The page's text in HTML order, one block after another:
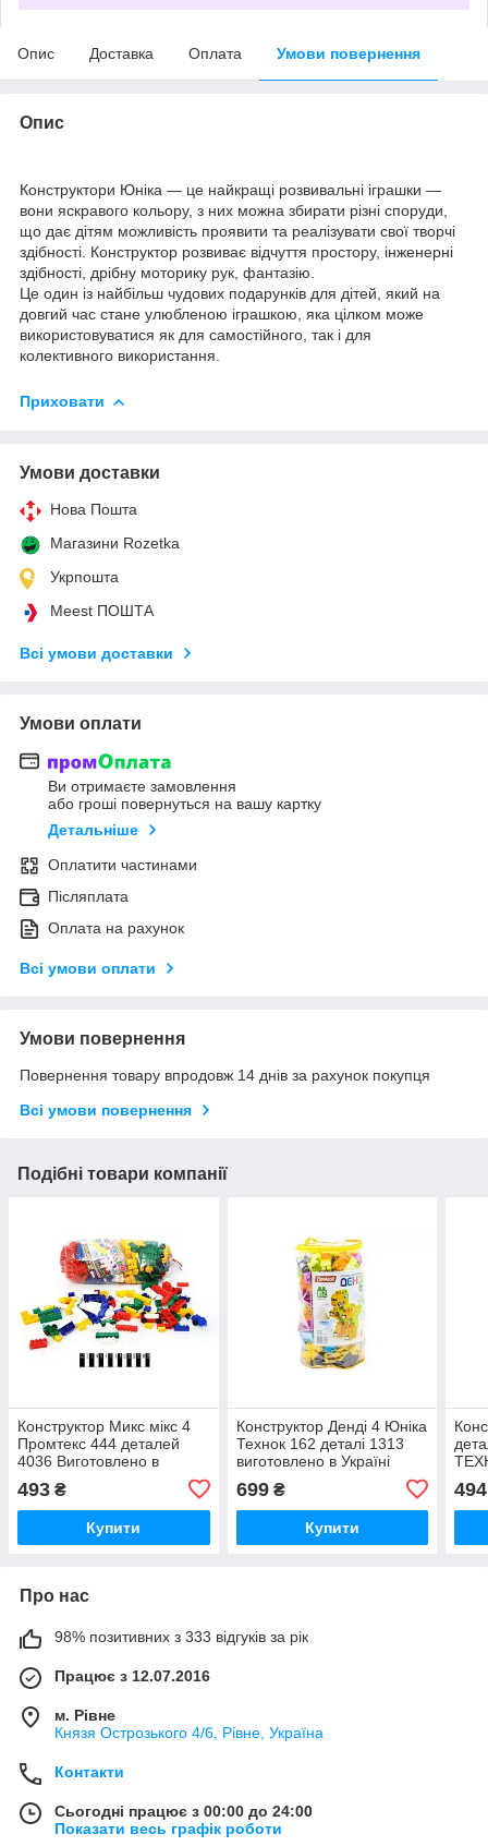
Опис Доставка Оплата Умови повернення
Опис
Конструктори Юніка — це найкращі розвивальні іграшки —
вони яскравого кольору, з них можна збирати різні споруди,
що дає дітям можливість проявити та реалізувати свої творчі
здібності. Конструктор розвиває відчуття простору, інженерні
здібності, дрібну моторику рук, фантазію.
Це один із найбільш чудових подарунків для дітей, який на
довгий час стане улюбленою іграшкою, яка цілком може
використовуватися як для самостійного, так і для
колективного використання.
Приховати
Умови доставки
Нова Пошта
Магазини Rozetka
Укрпошта
Meest ПОШТА
Всі умови доставки
Умови оплати
Ви отримаєте замовлення
або гроші повернуться на вашу картку
Детальніше
Оплатити частинами
Післяплата
Оплата на рахунок
Всі умови оплати
Умови повернення
Повернення товару впродовж 14 днів за рахунок покупця
Всі умови повернення
Подібні товари компанії
Конструктор Микс мікс 4
Промтекс 444 деталей
4036 Виготовлено в
відправка
493 ₴
Купити
Конструктор Денді 4 Юніка
Технок 162 деталі 1313
виготовлено в Україні
699₴
Купити
494
Про нас
98% позитивних з 333 відгуків за рік
Працює з 12.07.2016
м. Рівне
Князя Острозького 4/6, Рівне, Україна
Контакти
Сьогодні працює з 00:00 до 24:00
Показати весь графік роботи